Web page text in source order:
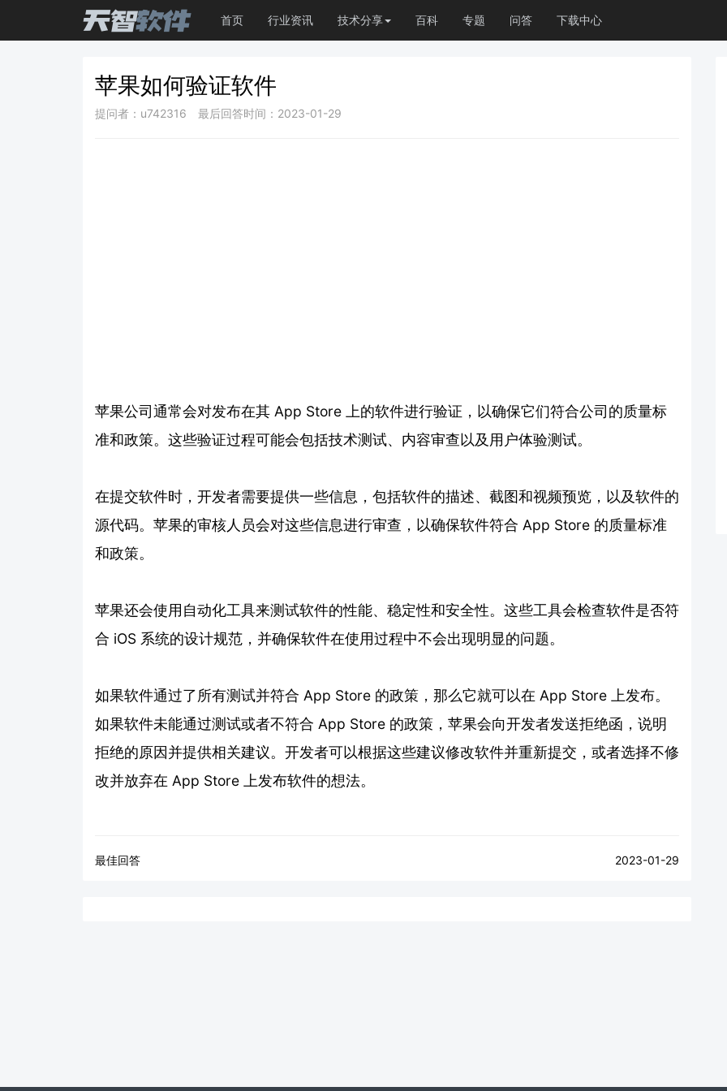
首页 行业资讯 技术分享 百科 专题 问答 下载中心
苹果如何验证软件
提问者：u742316 最后回答时间：2023-01-29
苹果公司通常会对发布在其 App Store 上的软件进行验证，以确保它们符合公司的质量标
准和政策。这些验证过程可能会包括技术测试、内容审查以及用户体验测试。
在提交软件时，开发者需要提供一些信息，包括软件的描述、截图和视频预览，以及软件的
源代码。苹果的审核人员会对这些信息进行审查，以确保软件符合 App Store 的质量标准
和政策。
苹果还会使用自动化工具来测试软件的性能、稳定性和安全性。这些工具会检查软件是否符
合 iOS 系统的设计规范，并确保软件在使用过程中不会出现明显的问题。
如果软件通过了所有测试并符合 App Store 的政策，那么它就可以在 App Store 上发布。
如果软件未能通过测试或者不符合 App Store 的政策，苹果会向开发者发送拒绝函，说明
拒绝的原因并提供相关建议。开发者可以根据这些建议修改软件并重新提交，或者选择不修
改并放弃在 App Store 上发布软件的想法。
最佳回答 2023-01-29